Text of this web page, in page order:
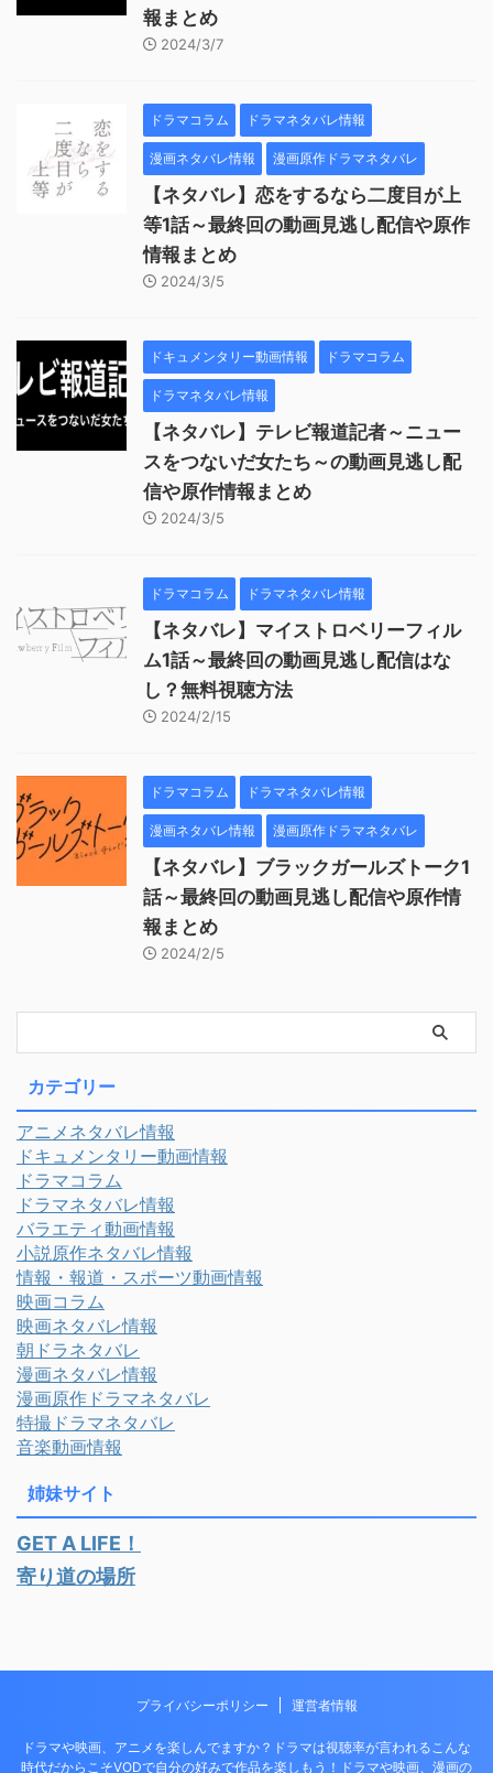
報まとめ
2024/3/7
ドラマコラム ドラマネタバレ情報
漫画ネタバレ情報 漫画原作ドラマネタバレ
【ネタバレ】恋をするなら二度目が上
等1話～最終回の動画見逃し配信や原作
情報まとめ
2024/3/5
ドキュメンタリー動画情報 ドラマコラム
ドラマネタバレ情報
【ネタバレ】テレビ報道記者～ニュー
スをつないだ女たち～の動画見逃し配
信や原作情報まとめ
2024/3/5
ドラマコラム ドラマネタバレ情報
【ネタバレ】マイストロベリーフィル
ム1話～最終回の動画見逃し配信はな
し？無料視聴方法
2024/2/15
ドラマコラム ドラマネタバレ情報
漫画ネタバレ情報 漫画原作ドラマネタバレ
【ネタバレ】ブラックガールズトーク1
話～最終回の動画見逃し配信や原作情
報まとめ
2024/2/5
カテゴリー
アニメネタバレ情報
ドキュメンタリー動画情報
ドラマコラム
ドラマネタバレ情報
バラエティ動画情報
小説原作ネタバレ情報
情報・報道・スポーツ動画情報
映画コラム
映画ネタバレ情報
朝ドラネタバレ
漫画ネタバレ情報
漫画原作ドラマネタバレ
特撮ドラマネタバレ
音楽動画情報
姉妹サイト
GET A LIFE！
寄り道の場所
プライバシーポリシー 運営者情報
ドラマや映画、アニメを楽しんでますか？ドラマは視聴率が言われるこんな
時代だからこそVODで自分の好みで作品を楽しもう！ドラマや映画、漫画の